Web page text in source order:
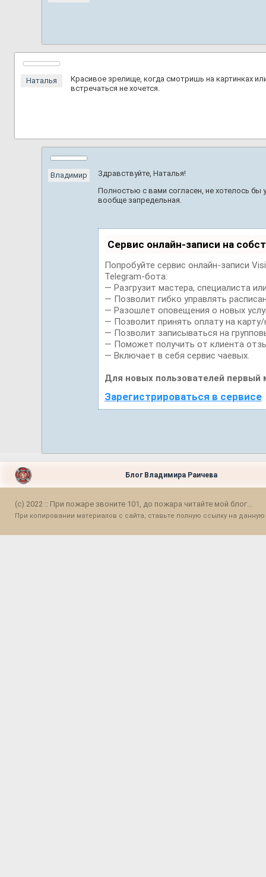
Наталья
Красивое зрелище, когда смотришь на картинках
встречаться не хочется.
Владимир
Здравствуйте, Наталья!
Полностью с вами согласен, не хотелось бы
вообще запредельная.
Сервис онлайн-записи на
Попробуйте сервис онлайн-записи
Telegram-бота:
— Разгрузит мастера, специалиста
— Позволит гибко управлять
— Разошлет оповещения о новых
— Позволит принять оплату на
— Позволит записываться на
— Поможет получить от клиента
— Включает в себя сервис чаевых.
Для новых пользователей первый
Зарегистрироваться в сервисе
Блог Владимира Раичева
(c) 2022 :: При пожаре звоните 101, до пожара читайте мой блог...
При копировании материалов с сайта, ставьте полную ссылку на данную